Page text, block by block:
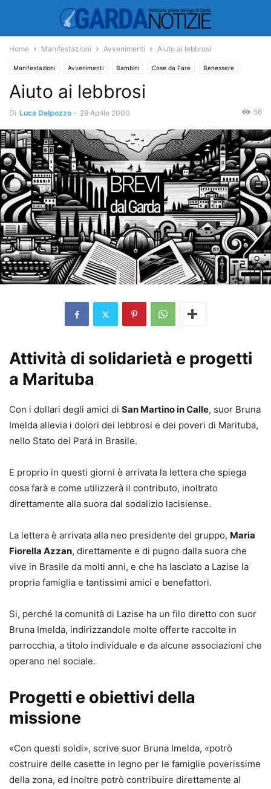
Home Manifestazioni Avvenimenti Aiuto ai lebbrosi
Manifestazioni Avvenimenti Bambini Cose da Fare Benessere
Aiuto ai lebbrosi
Di Luca Delpozzo - 29 Aprile 2000 56
Attività di solidarietà e progetti
a Marituba
Con i dollari degli amici di San Martino in Calle, suor Bruna
Imelda allevia i dolori dei lebbrosi e dei poveri di Marituba,
nello Stato dei Pará in Brasile.
E proprio in questi giorni è arrivata la lettera che spiega
cosa farà e come utilizzerà il contributo, inoltrato
direttamente alla suora dal sodalizio lacisiense.
La lettera è arrivata alla neo presidente del gruppo, Maria
Fiorella Azzan, direttamente e di pugno dalla suora che
vive in Brasile da molti anni, e che ha lasciato a Lazise la
propria famiglia e tantissimi amici e benefattori.
Si, perché la comunità di Lazise ha un filo diretto con suor
Bruna Imelda, indirizzandole molte offerte raccolte in
parrocchia, a titolo individuale e da alcune associazioni che
operano nel sociale.
Progetti e obiettivi della
missione
«Con questi soldi», scrive suor Bruna Imelda, «potrò
costruire delle casette in legno per le famiglie poverissime
della zona, ed inoltre potrò contribuire direttamente al